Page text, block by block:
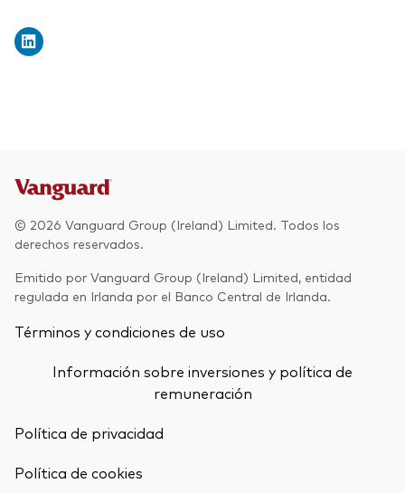
© 2026 Vanguard Group (Ireland) Limited. Todos los
derechos reservados.
Emitido por Vanguard Group (Ireland) Limited, entidad
regulada en Irlanda por el Banco Central de Irlanda.
Términos y condiciones de uso
Información sobre inversiones y política de
remuneración
Política de privacidad
Política de cookies